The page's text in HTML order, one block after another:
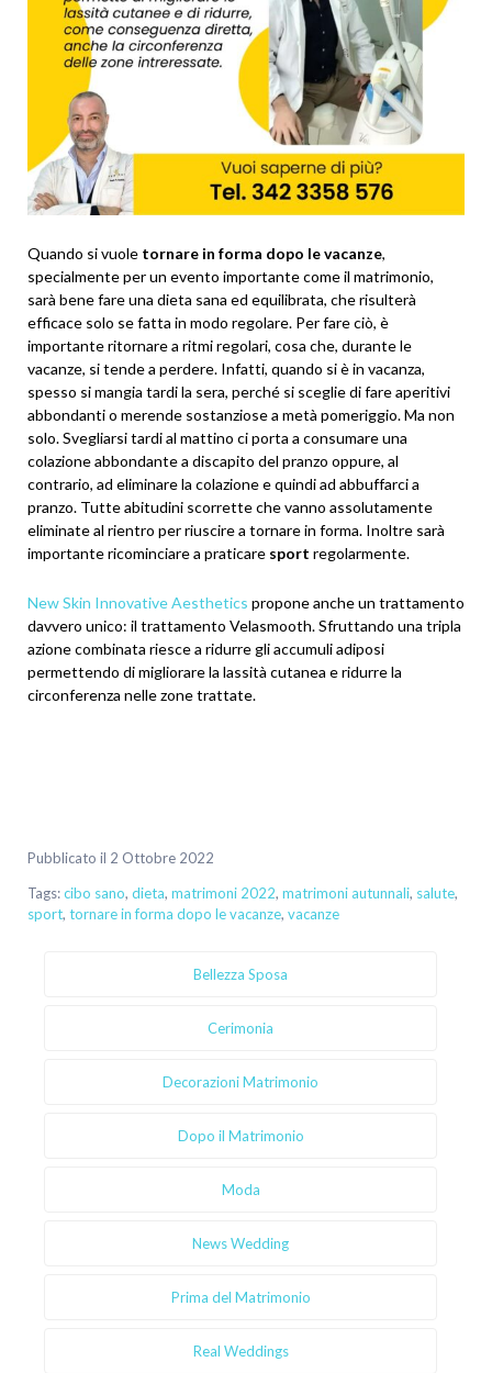
Quando si vuole tornare in forma dopo le vacanze,
specialmente per un evento importante come il matrimonio,
sarà bene fare una dieta sana ed equilibrata, che risulterà
efficace solo se fatta in modo regolare. Per fare ciò, è
importante ritornare a ritmi regolari, cosa che, durante le
vacanze, si tende a perdere. Infatti, quando si è in vacanza,
spesso si mangia tardi la sera, perché si sceglie di fare aperitivi
abbondanti o merende sostanziose a metà pomeriggio. Ma non
solo. Svegliarsi tardi al mattino ci porta a consumare una
colazione abbondante a discapito del pranzo oppure, al
contrario, ad eliminare la colazione e quindi ad abbuffarci a
pranzo. Tutte abitudini scorrette che vanno assolutamente
eliminate al rientro per riuscire a tornare in forma. Inoltre sarà
importante ricominciare a praticare sport regolarmente.
New Skin Innovative Aesthetics propone anche un trattamento
davvero unico: il trattamento Velasmooth. Sfruttando una tripla
azione combinata riesce a ridurre gli accumuli adiposi
permettendo di migliorare la lassità cutanea e ridurre la
circonferenza nelle zone trattate.
Pubblicato il 2 Ottobre 2022
Tags:cibo sano, dieta, matrimoni 2022, matrimoni autunnali, salute,
sport, tornare in forma dopo le vacanze, vacanze
Bellezza Sposa
Cerimonia
Decorazioni Matrimonio
Dopo il Matrimonio
Moda
News Wedding
Prima del Matrimonio
Real Weddings